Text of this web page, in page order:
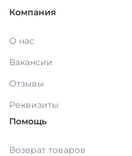
Компания
О нас
Вакансии
Отзывы
Реквизиты
Помощь
Возврат товаров